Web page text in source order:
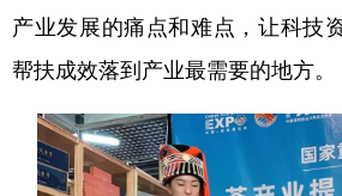
产业发展的痛点和难点，让科技
帮扶成效落到产业最需要的地方。